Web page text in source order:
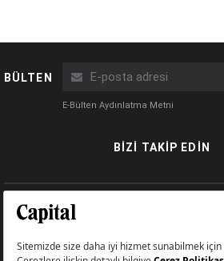
BÜLTEN
E-Bülten Aydınlatma Metni
BİZİ TAKİP EDİN
Big Medya
Üsküdar İstanbul